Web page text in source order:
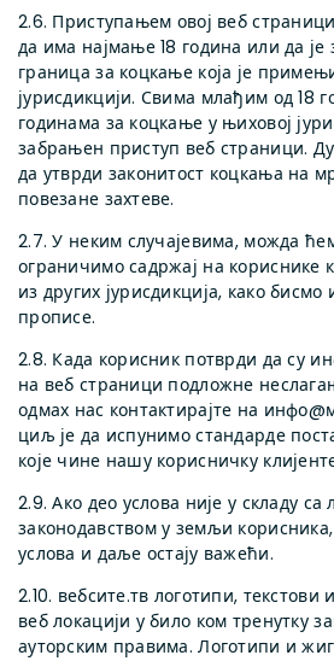
2.6. Приступањем овој веб
да има најмање 18 година или да је
граница за коцкање која је
јурисдикцији. Свима млађим од 18
годинама за коцкање у њиховој
забрањен приступ веб страници.
да утврди законитост коцкања на
повезане захтеве.
2.7. У неким случајевима, можда
ограничимо садржај на кориснике
из других јурисдикција, како
прописе.
2.8. Када корисник потврди да су
на веб страници подложне
одмах нас контактирајте на
циљ је да испунимо стандарде
које чине нашу корисничку
2.9. Ако део услова није у складу са
законодавством у земљи
услова и даље остају важећи.
2.10. вебсите.тв логотипи,
веб локацији у било ком тренутку
ауторским правима. Логотипи и